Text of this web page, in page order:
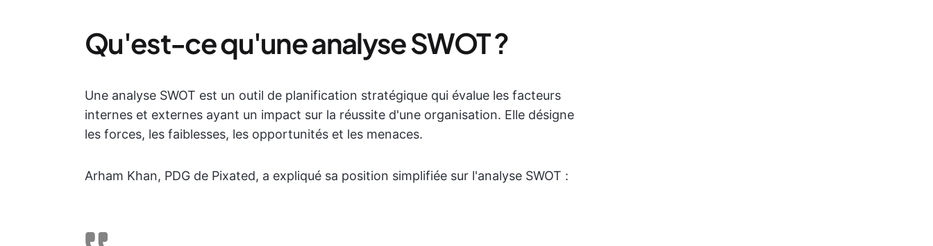
Qu'est-ce qu'une analyse SWOT ?
Une analyse SWOT est un outil de planification stratégique qui évalue les facteurs
internes et externes ayant un impact sur la réussite d'une organisation. Elle désigne
les forces, les faiblesses, les opportunités et les menaces.
Arham Khan, PDG de Pixated, a expliqué sa position simplifiée sur l'analyse SWOT :